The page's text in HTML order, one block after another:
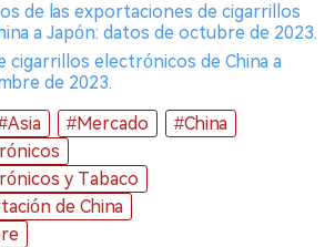
de las exportaciones de cigarrillos
a Japón: datos de octubre de 2023.
cigarrillos electrónicos de China a
de 2023.
#Mercado
#China
y Tabaco
de China